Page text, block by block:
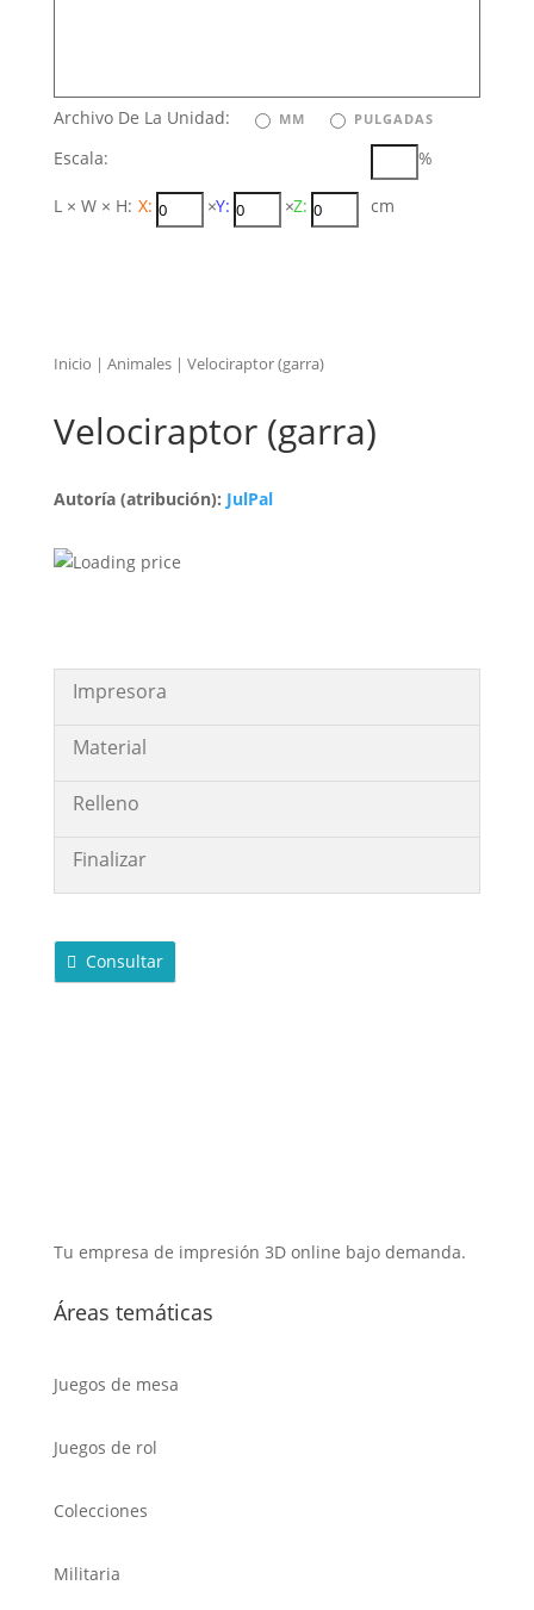
Archivo De La Unidad: MM PULGADAS
Escala: %
L × W × H: X: ×Y: ×Z: cm
Inicio | Animales| Velociraptor (garra)
Velociraptor (garra)
Autoría (atribución): JulPal
Impresora
Material
Relleno
Finalizar
Consultar
Tu empresa de impresión 3D online bajo demanda.
Áreas temáticas
Juegos de mesa
Juegos de rol
Colecciones
Militaria